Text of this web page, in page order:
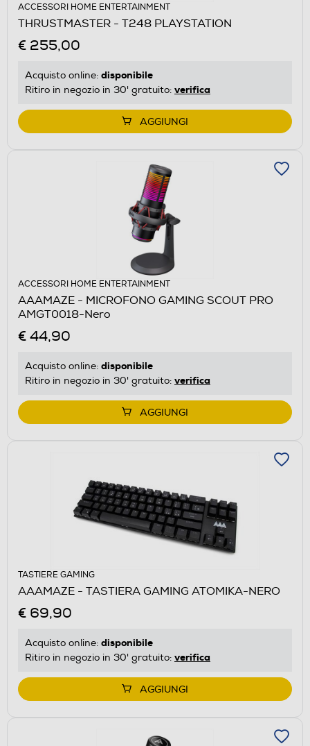
ACCESSORI HOME ENTERTAINMENT
THRUSTMASTER - T248 PLAYSTATION
€ 255,00
Acquisto online: disponibile
Ritiro in negozio in 30' gratuito: verifica
AGGIUNGI
ACCESSORI HOME ENTERTAINMENT
AAAMAZE - MICROFONO GAMING SCOUT PRO
AMGT0018-Nero
€ 44,90
Acquisto online: disponibile
Ritiro in negozio in 30' gratuito: verifica
AGGIUNGI
TASTIERE GAMING
AAAMAZE - TASTIERA GAMING ATOMIKA-NERO
€ 69,90
Acquisto online: disponibile
Ritiro in negozio in 30' gratuito: verifica
AGGIUNGI